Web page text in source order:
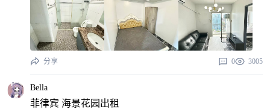
分享 0 3005
Bella
菲律宾 海景花园出租